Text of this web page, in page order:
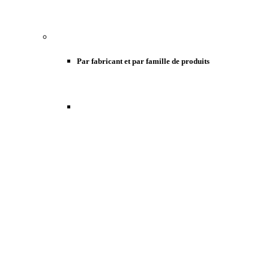
Par fabricant et par famille de produits